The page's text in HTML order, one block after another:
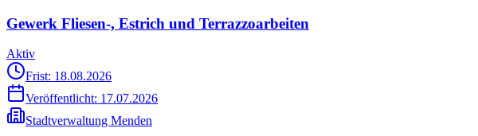
Gewerk Fliesen-, Estrich und Terrazzoarbeiten
Aktiv
Frist: 18.08.2026
Veröffentlicht: 17.07.2026
Stadtverwaltung Menden